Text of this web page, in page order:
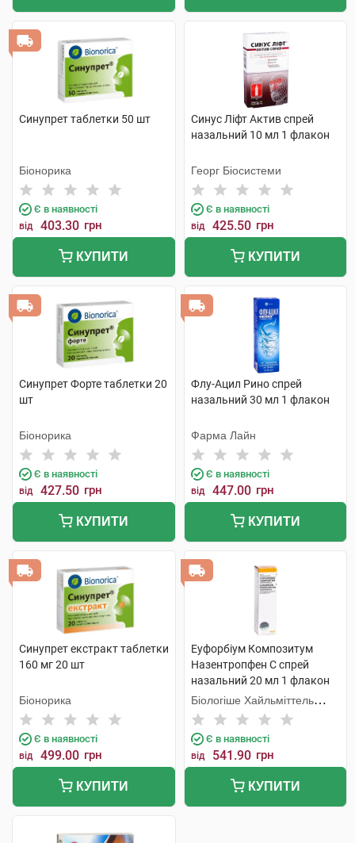
Синупрет таблетки 50 шт
Біонорика
Є в наявності
від 403.30 грн
КУПИТИ
Синус Ліфт Актив спрей
назальний 10 мл 1 флакон
Георг Біосистеми
Є в наявності
від 425.50 грн
КУПИТИ
Синупрет Форте таблетки 20
шт
Біонорика
Є в наявності
від 427.50 грн
КУПИТИ
Флу-Ацил Рино спрей
назальний 30 мл 1 флакон
Фарма Лайн
Є в наявності
від 447.00 грн
КУПИТИ
Синупрет екстракт таблетки
160 мг 20 шт
Біонорика
Є в наявності
від 499.00 грн
КУПИТИ
Еуфорбіум Композитум
Назентропфен С спрей
назальний 20 мл 1 флакон
Біологіше Хайльміттель
Хеель
Є в наявності
від 541.90 грн
КУПИТИ